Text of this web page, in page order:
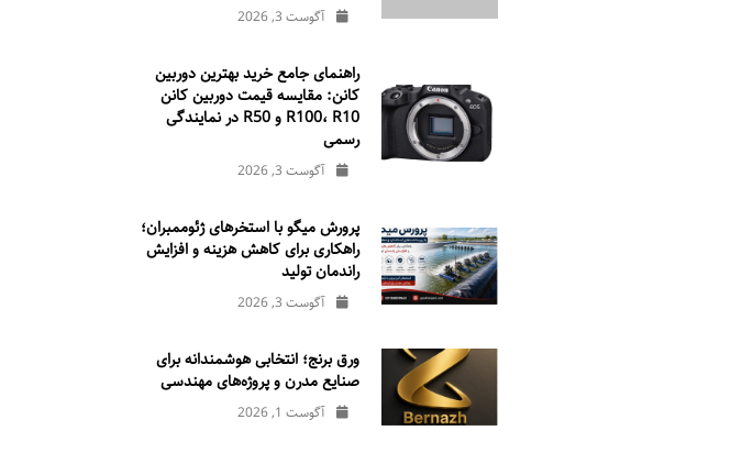
آگوست 3, 2026
راهنمای جامع خرید بهترین دوربین
کانن: مقایسه قیمت دوربین کانن
R100، R10 و R50 در نمایندگی
رسمی
آگوست 3, 2026
پرورش میگو با استخرهای ژئوممبران؛
راهکاری برای کاهش هزینه و افزایش
راندمان تولید
آگوست 3, 2026
ورق برنج؛ انتخابی هوشمندانه برای
صنایع مدرن و پروژه‌های مهندسی
آگوست 1, 2026